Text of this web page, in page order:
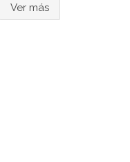
Ver más